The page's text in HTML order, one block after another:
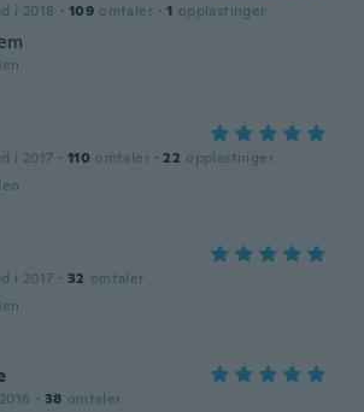
i 2018 · 109 omtaler · 1 opplastinger
i 2017 · 110 omtaler · 22 opplastinger
i 2017 · 32 omtaler
· 38 omtaler